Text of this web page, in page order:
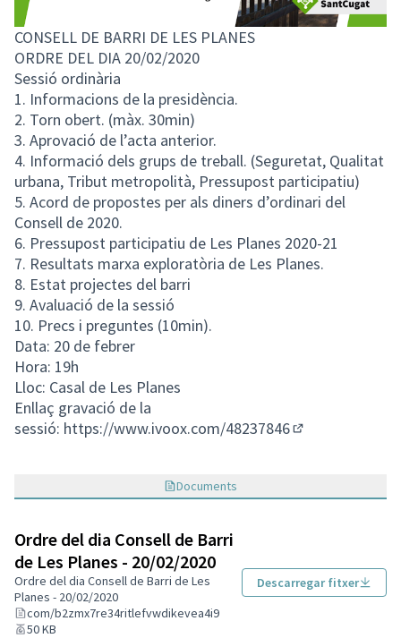
CONSELL DE BARRI DE LES PLANES
ORDRE DEL DIA 20/02/2020
Sessió ordinària
1. Informacions de la presidència.
2. Torn obert. (màx. 30min)
3. Aprovació de l’acta anterior.
4. Informació dels grups de treball. (Seguretat, Qualitat
urbana, Tribut metropolità, Pressupost participatiu)
5. Acord de propostes per als diners d’ordinari del
Consell de 2020.
6. Pressupost participatiu de Les Planes 2020-21
7. Resultats marxa exploratòria de Les Planes.
8. Estat projectes del barri
9. Avaluació de la sessió
10. Precs i preguntes (10min).
Data: 20 de febrer
Hora: 19h
Lloc: Casal de Les Planes
Enllaç gravació de la
sessió: https://www.ivoox.com/48237846
Documents
Ordre del dia Consell de Barri
de Les Planes - 20/02/2020
Ordre del dia Consell de Barri de Les
Planes - 20/02/2020
com/b2zmx7re34ritlefvwdikevea4i9
50 KB
Descarregar fitxer